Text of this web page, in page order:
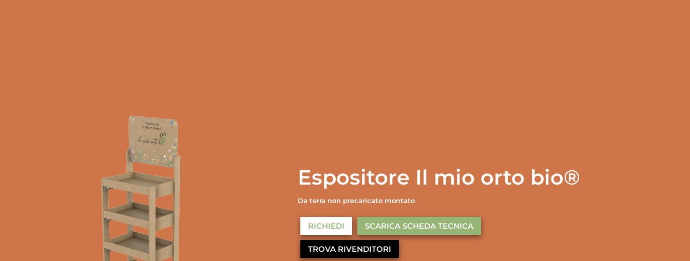
Espositore Il mio orto bio®
Da terra non precaricato montato
RICHIEDI SCARICA SCHEDA TECNICA
TROVA RIVENDITORI